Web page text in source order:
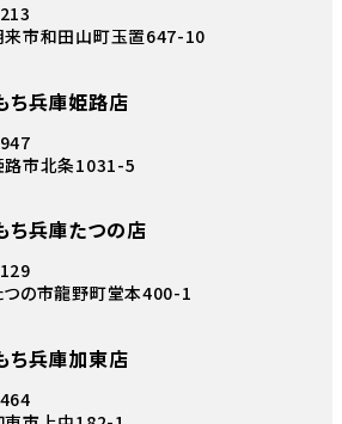
来市和田山町玉置647-10
ち兵庫姫路店
路市北条1031-5
ち兵庫たつの店
の市龍野町堂本400-1
ち兵庫加東店